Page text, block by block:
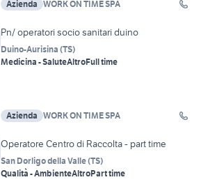
Azienda WORK ON TIME SPA
Pn/ operatori socio sanitari duino
Duino-Aurisina (TS)
Medicina - SaluteAltroFull time
Azienda WORK ON TIME SPA
Operatore Centro di Raccolta - part time
San Dorligo della Valle(TS)
Qualità - AmbienteAltroPart time